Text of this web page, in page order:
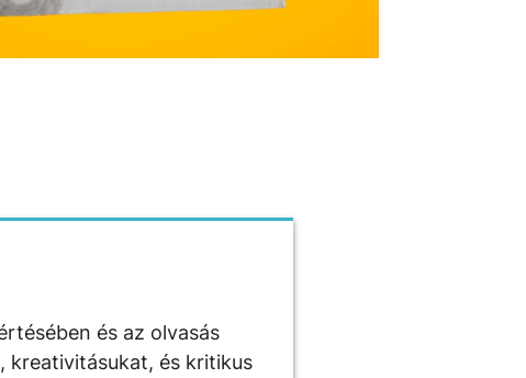
és az olvasás
kreativitásukat, és kritikus